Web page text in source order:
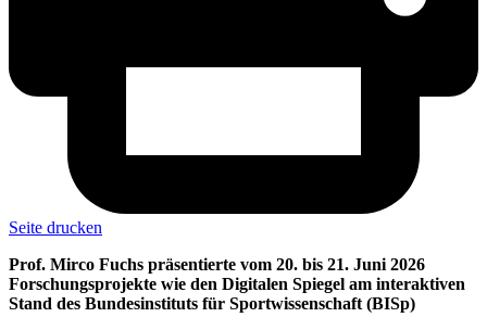
Seite drucken
Prof. Mirco Fuchs präsentierte vom 20. bis 21. Juni 2026
Forschungsprojekte wie den Digitalen Spiegel am interaktiven
Stand des Bundesinstituts für Sportwissenschaft (BISp)